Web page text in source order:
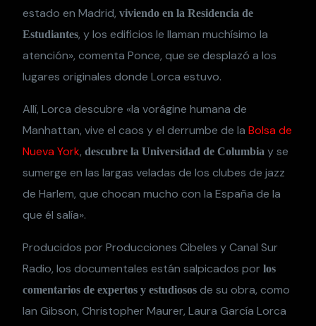
estado en Madrid,viviendo en la Residencia de
Estudiantes, y los edificios le llaman muchísimo la
atención», comenta Ponce, que se desplazó a los
lugares originales donde Lorca estuvo.
Allí, Lorca descubre «la vorágine humana de
Manhattan, vive el caos y el derrumbe de laBolsa de
Nueva York,descubre la Universidad de Columbia y se
sumerge en las largas veladas de los clubes de jazz
de Harlem, que chocan mucho con la España de la
que él salía».
Producidos por Producciones Cibeles y Canal Sur
Radio, los documentales están salpicados porlos
comentarios de expertos y estudiosos de su obra, como
Ian Gibson, Christopher Maurer, Laura García Lorca